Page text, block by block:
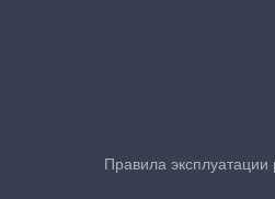
Правила эксплуатации